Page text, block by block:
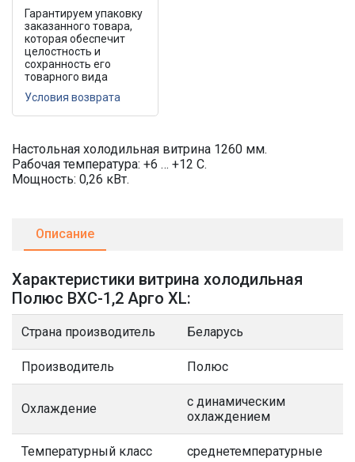
Гарантируем упаковку
заказанного товара,
которая обеспечит
целостность и
сохранность его
товарного вида
Условия возврата
Настольная холодильная витрина 1260 мм.
Рабочая температура: +6 … +12 C.
Мощность: 0,26 кВт.
Описание
Характеристики витрина холодильная
Полюс ВХС-1,2 Арго XL:
Страна производитель Беларусь
Производитель Полюс
Охлаждение
с динамическим
охлаждением
Температурный класс среднетемпературные